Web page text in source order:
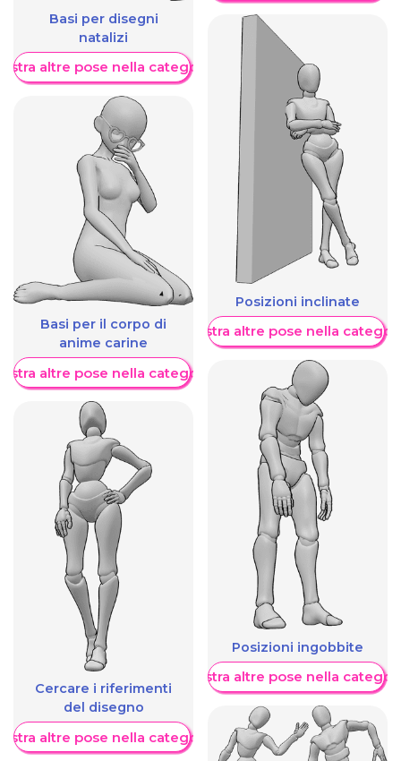
Basi per disegni
natalizi
altre pose nella categoria
Basi per il corpo di
anime carine
altre pose nella categoria
Cercare i riferimenti
del disegno
altre pose nella categoria
Posizioni inclinate
Mostra altre pose nella
Posizioni ingobbite
Mostra altre pose nella